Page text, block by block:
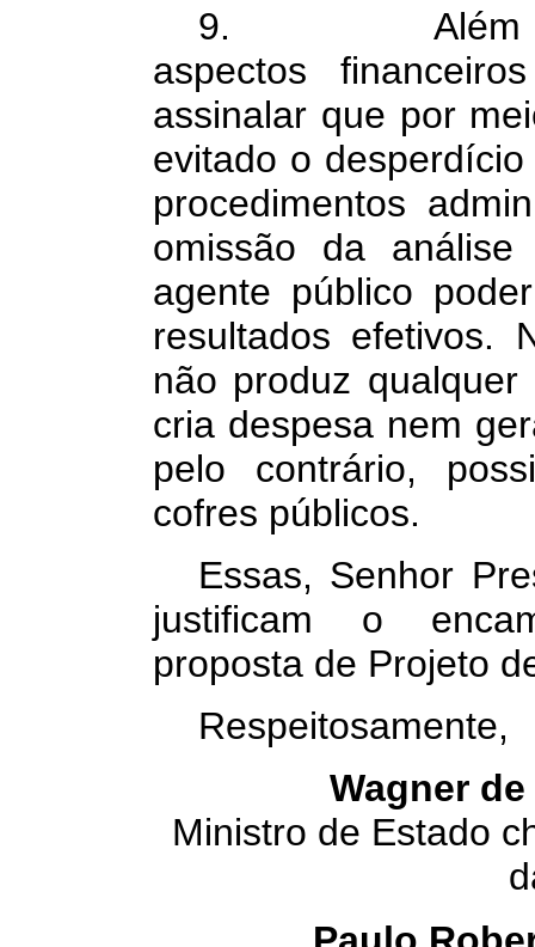
9.
Além
aspectos
assinalar que por
evitado o
procedimentos
omissão da
agente público
resultados efetivos.
não produz
cria despesa nem
pelo contrário,
cofres públicos.
Essas, Senhor
justificam o
proposta de Projeto
Respeitosamente,
Wagner
Ministro de Estado